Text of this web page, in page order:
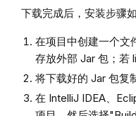
下载完成后，安装步骤
在项目中创建一个
存放外部 Jar 包；若
将下载好的 Jar 包复
在 IntelliJ IDEA、